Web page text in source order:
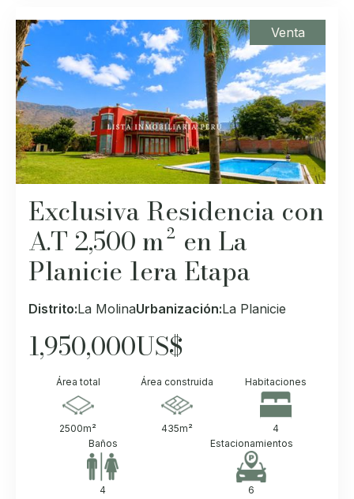
Venta
Exclusiva Residencia con
A.T 2,500 m² en La
Planicie 1era Etapa
Distrito:La MolinaUrbanización:La Planicie
1,950,000US$
Área total
2500m²
Área construida
435m²
Habitaciones
4
Baños
4
Estacionamientos
6